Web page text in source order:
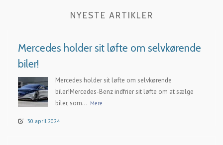
NYESTE ARTIKLER
Mercedes holder sit løfte om selvkørende
biler!
Mercedes holder sit løfte om selvkørende
biler!Mercedes-Benz indfrier sit løfte om at sælge
biler, som... Mere
30. april 2024